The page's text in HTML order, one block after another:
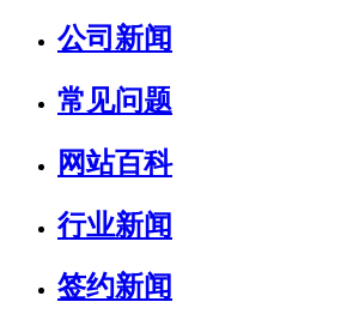
公司新闻
常见问题
网站百科
行业新闻
签约新闻